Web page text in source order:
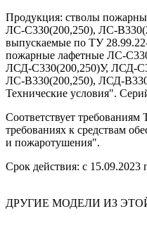
Продукция: стволы
ЛС-С330(200,250), ЛС-
выпускаемые по ТУ
пожарные лафетные ЛС-
ЛСД-С330(200,250)У, ЛСД-
ЛС-В330(200,250), ЛСД-
Технические условия".
Соответствует
требованиях к средствам
и пожаротушения".
Срок действия: с 15.09.2023
ДРУГИЕ МОДЕЛИ ИЗ